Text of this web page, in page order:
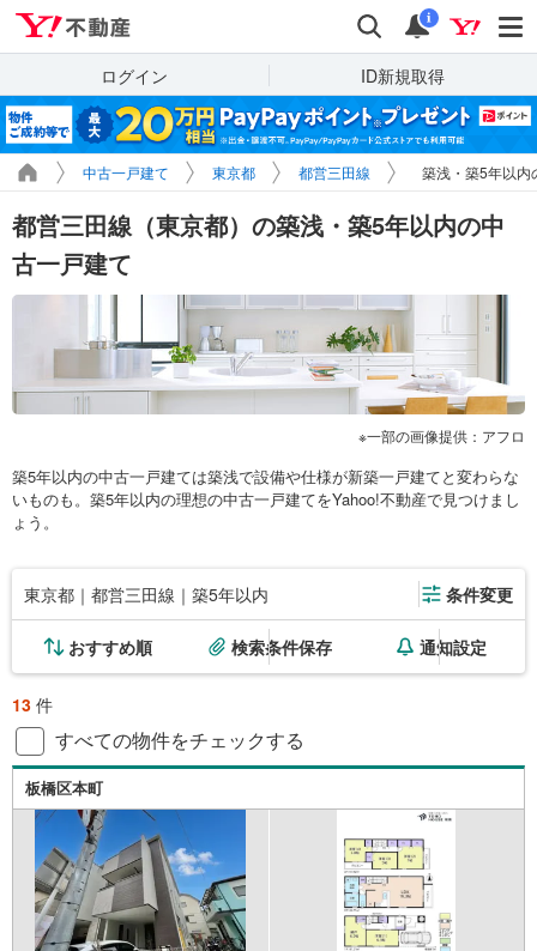
検索 通知
i
ログイン ID新規取得
中古一戸建て 東京都 都営三田線 築浅・築5年以内
都営三田線（東京都）の築浅・築5年以内の中
古一戸建て
一部の画像提供：アフロ
築5年以内の中古一戸建ては築浅で設備や仕様が新築一戸建てと変わらな
いものも。築5年以内の理想の中古一戸建てをYahoo!不動産で見つけまし
ょう。
東京都｜都営三田線｜築5年以内 条件変更
おすすめ順 検索条件保存 通知設定
13 件
すべての物件をチェックする
板橋区本町